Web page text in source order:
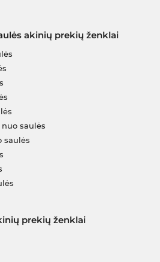
akinių prekių ženklai
saulės
saulės
prekių ženklai